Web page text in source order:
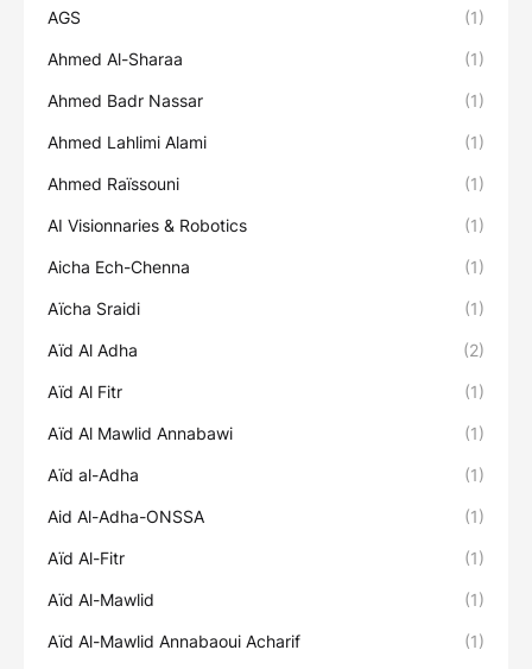
AGS (1)
Ahmed Al-Sharaa (1)
Ahmed Badr Nassar (1)
Ahmed Lahlimi Alami (1)
Ahmed Raïssouni (1)
AI Visionnaries & Robotics (1)
Aicha Ech-Chenna (1)
Aïcha Sraidi (1)
Aïd Al Adha (2)
Aïd Al Fitr (1)
Aïd Al Mawlid Annabawi (1)
Aïd al-Adha (1)
Aid Al-Adha-ONSSA (1)
Aïd Al-Fitr (1)
Aïd Al-Mawlid (1)
Aïd Al-Mawlid Annabaoui Acharif (1)